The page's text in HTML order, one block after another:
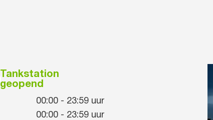
Tankstation
geopend
00:00 - 23:59 uur
00:00 - 23:59 uur